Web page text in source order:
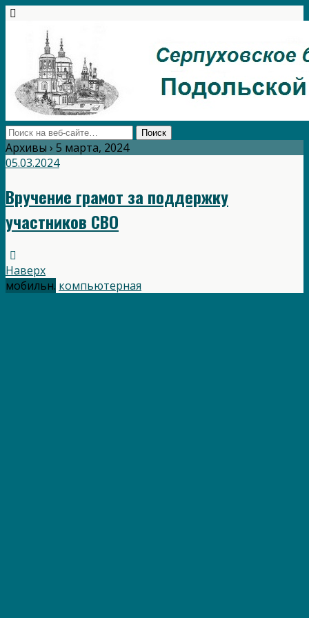
Архивы › 5 марта, 2024
05.03.2024
Вручение грамот за поддержку
участников СВО
Наверх
мобильн. компьютерная